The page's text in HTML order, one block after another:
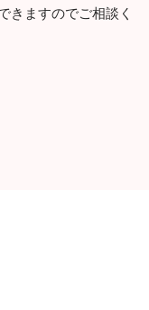
きますのでご相談く